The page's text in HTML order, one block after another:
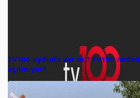
TV100 uyduda var mı? TV100 neden
açılmıyor?